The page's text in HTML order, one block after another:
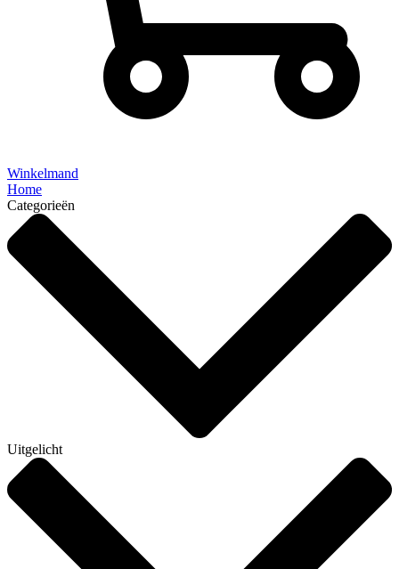
Winkelmand
Home
Categorieën
Uitgelicht